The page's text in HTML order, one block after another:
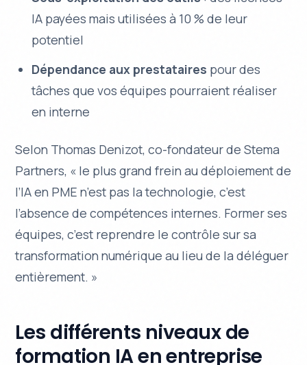
IA payées mais utilisées à 10 % de leur
potentiel
Dépendance aux prestataires pour des
tâches que vos équipes pourraient réaliser
en interne
Selon Thomas Denizot, co-fondateur de Stema
Partners, « le plus grand frein au déploiement de
l’IA en PME n’est pas la technologie, c’est
l’absence de compétences internes. Former ses
équipes, c’est reprendre le contrôle sur sa
transformation numérique au lieu de la déléguer
entièrement. »
Les différents niveaux de
formation IA en entreprise